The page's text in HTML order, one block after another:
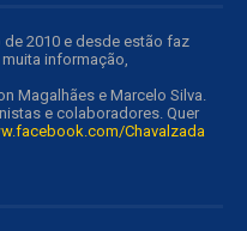
2010 e desde estão faz
informação,
Magalhães e Marcelo Silva.
e colaboradores. Quer
Chavalzada